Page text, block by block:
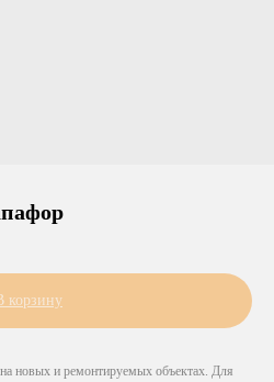
корзину
новых и ремонтируемых объектах. Для